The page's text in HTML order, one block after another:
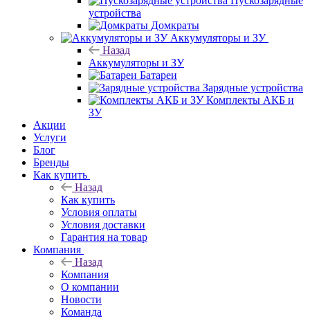
устройства
Домкраты
Аккумуляторы и ЗУ
Назад
Аккумуляторы и ЗУ
Батареи
Зарядные устройства
Комплекты АКБ и
ЗУ
Акции
Услуги
Блог
Бренды
Как купить
Назад
Как купить
Условия оплаты
Условия доставки
Гарантия на товар
Компания
Назад
Компания
О компании
Новости
Команда